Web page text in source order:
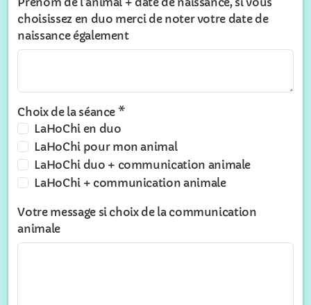
choisissez en duo merci de noter votre date de
naissance également
Choix de la séance *
LaHoChi en duo
LaHoChi pour mon animal
LaHoChi duo + communication animale
LaHoChi + communication animale
Votre message si choix de la communication
animale